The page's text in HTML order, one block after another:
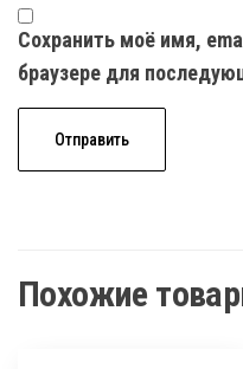
Сохранить моё имя,
браузере для
Похожие